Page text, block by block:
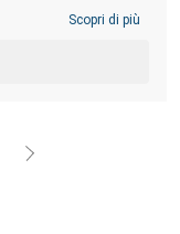
Scopri di più